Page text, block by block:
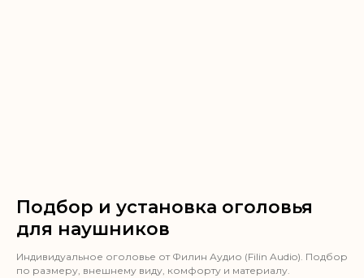
Подбор и установка оголовья
для наушников
Индивидуальное оголовье от Филин Аудио (Filin Audio). Подбор
по размеру, внешнему виду, комфорту и материалу.